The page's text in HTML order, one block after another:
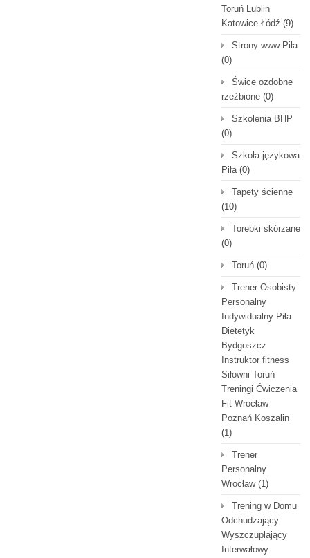
Toruń Lublin
Katowice Łódź (9)
Strony www Piła
(0)
Świce ozdobne
rzeźbione (0)
Szkolenia BHP
(0)
Szkoła językowa
Piła(0)
Tapety ścienne
(10)
Torebki skórzane
(0)
Toruń (0)
Trener Osobisty
Personalny
Indywidualny Piła
Dietetyk
Bydgoszcz
Instruktor fitness
Siłowni Toruń
Treningi Ćwiczenia
Fit Wrocław
Poznań Koszalin
(1)
Trener
Personalny
Wrocław(1)
Trening w Domu
Odchudzający
Wyszczuplający
Interwałowy